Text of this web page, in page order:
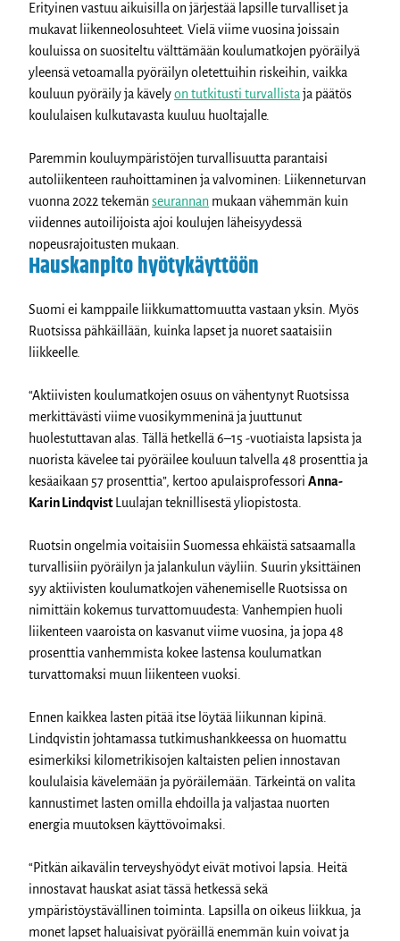
Erityinen vastuu aikuisilla on järjestää lapsille turvalliset ja
mukavat liikenneolosuhteet. Vielä viime vuosina joissain
kouluissa on suositeltu välttämään koulumatkojen pyöräilyä
yleensä vetoamalla pyöräilyn oletettuihin riskeihin, vaikka
kouluun pyöräily ja kävelyon tutkitusti turvallistaja päätös
koululaisen kulkutavasta kuuluu huoltajalle.
Paremmin kouluympäristöjen turvallisuutta parantaisi
autoliikenteen rauhoittaminen ja valvominen: Liikenneturvan
vuonna 2022 tekemänseurannan mukaan vähemmän kuin
viidennes autoilijoista ajoi koulujen läheisyydessä
nopeusrajoitusten mukaan.
Hauskanpito hyötykäyttöön
Suomi ei kamppaile liikkumattomuutta vastaan yksin. Myös
Ruotsissa pähkäillään, kuinka lapset ja nuoret saataisiin
liikkeelle.
“Aktiivisten koulumatkojen osuus on vähentynyt Ruotsissa
merkittävästi viime vuosikymmeninä ja juuttunut
huolestuttavan alas. Tällä hetkellä 6–15 -vuotiaista lapsista ja
nuorista kävelee tai pyöräilee kouluun talvella 48 prosenttia ja
kesäaikaan 57 prosenttia”, kertoo apulaisprofessori Anna-
Karin LindqvistLuulajan teknillisestä yliopistosta.
Ruotsin ongelmia voitaisiin Suomessa ehkäistä satsaamalla
turvallisiin pyöräilyn ja jalankulun väyliin. Suurin yksittäinen
syy aktiivisten koulumatkojen vähenemiselle Ruotsissa on
nimittäin kokemus turvattomuudesta: Vanhempien huoli
liikenteen vaaroista on kasvanut viime vuosina, ja jopa 48
prosenttia vanhemmista kokee lastensa koulumatkan
turvattomaksi muun liikenteen vuoksi.
Ennen kaikkea lasten pitää itse löytää liikunnan kipinä.
Lindqvistin johtamassa tutkimushankkeessa on huomattu
esimerkiksi kilometrikisojen kaltaisten pelien innostavan
koululaisia kävelemään ja pyöräilemään. Tärkeintä on valita
kannustimet lasten omilla ehdoilla ja valjastaa nuorten
energia muutoksen käyttövoimaksi.
“Pitkän aikavälin terveyshyödyt eivät motivoi lapsia. Heitä
innostavat hauskat asiat tässä hetkessä sekä
ympäristöystävällinen toiminta. Lapsilla on oikeus liikkua, ja
monet lapset haluaisivat pyöräillä enemmän kuin voivat ja